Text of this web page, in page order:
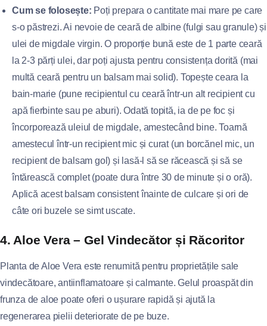
Cum se folosește: Poți prepara o cantitate mai mare pe care
s-o păstrezi. Ai nevoie de ceară de albine (fulgi sau granule) și
ulei de migdale virgin. O proporție bună este de 1 parte ceară
la 2-3 părți ulei, dar poți ajusta pentru consistența dorită (mai
multă ceară pentru un balsam mai solid). Topește ceara la
bain-marie (pune recipientul cu ceară într-un alt recipient cu
apă fierbinte sau pe aburi). Odată topită, ia de pe foc și
încorporează uleiul de migdale, amestecând bine. Toarnă
amestecul într-un recipient mic și curat (un borcănel mic, un
recipient de balsam gol) și lasă-l să se răcească și să se
întărească complet (poate dura între 30 de minute și o oră).
Aplică acest balsam consistent înainte de culcare și ori de
câte ori buzele se simt uscate.
4. Aloe Vera – Gel Vindecător și Răcoritor
Planta de Aloe Vera este renumită pentru proprietățile sale
vindecătoare, antiinflamatoare și calmante. Gelul proaspăt din
frunza de aloe poate oferi o ușurare rapidă și ajută la
regenerarea pielii deteriorate de pe buze.